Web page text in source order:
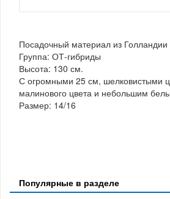
Посадочный материал из Голландии
Группа: ОТ-гибриды
Высота: 130 см.
С огромными 25 см, шелковистыми
малинового цвета и небольшим
Размер: 14/16
Популярные в разделе